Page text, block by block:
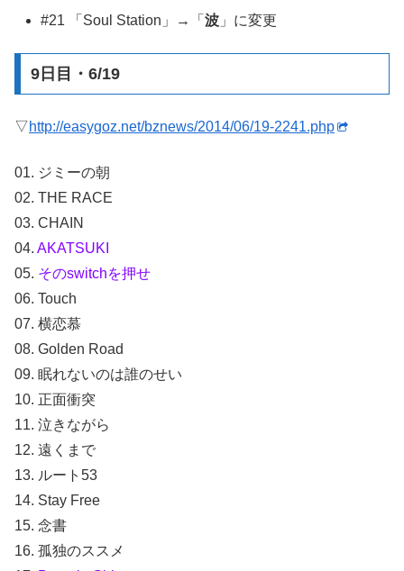
#21 「Soul Station」→「波 」に変更
9日目・6/19
▽http://easygoz.net/bznews/2014/06/19-2241.php
01. ジミーの朝
02. THE RACE
03. CHAIN
04. AKATSUKI
05. そのswitchを押せ
06. Touch
07. 横恋慕
08. Golden Road
09. 眠れないのは誰のせい
10. 正面衝突
11. 泣きながら
12. 遠くまで
13. ルート53
14. Stay Free
15. 念書
16. 孤独のススメ